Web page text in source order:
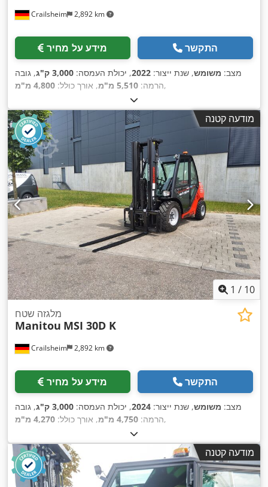
Crailsheim 2,892 km
מידע על מחיר התקשר
מצב: משומש, שנת ייצור: 2022, יכולת העמסה: 3,000 ק"ג
, גובה
הרמה: 5,510 מ"מ , אורך כולל: 4,800 מ"מ ,
מודעה קטנה
1 / 10
Crailsheim 2,892 km
מלגזה שטח
Manitou MSI 30D K
מידע על מחיר התקשר
מצב: משומש, שנת ייצור: 2024, יכולת העמסה: 3,000 ק"ג
, גובה
הרמה: 4,750 מ"מ , אורך כולל: 4,270 מ"מ ,
מודעה קטנה